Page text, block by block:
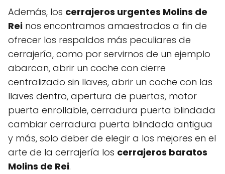
Además, los cerrajeros urgentes Molins de
Rei nos encontramos amaestrados a fin de
ofrecer los respaldos más peculiares de
cerrajería, como por servirnos de un ejemplo
abarcan, abrir un coche con cierre
centralizado sin llaves, abrir un coche con las
llaves dentro, apertura de puertas, motor
puerta enrollable, cerradura puerta blindada
cambiar cerradura puerta blindada antigua
y más, solo deber de elegir a los mejores en el
arte de la cerrajería los cerrajeros baratos
Molins de Rei.